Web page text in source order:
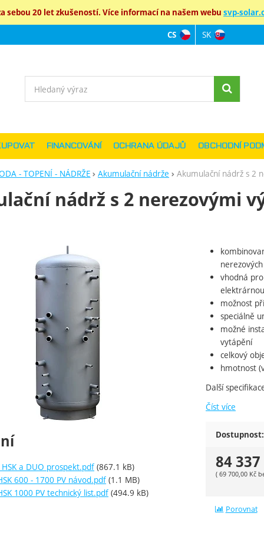
20 let zkušeností. Více informací na našem webu svp-
- TOPENÍ - NÁDRŽE Akumulační nádrže Akumulační nádrž s 2
nádrž s 2 nerezovými
a DUO prospekt.pdf (867.1 kB)
600 - 1700 PV návod.pdf (1.1 MB)
1000 PV technický list.pdf (494.9 kB)
vhodná
elektrárnou
možnost
speciálně
možné
vytápění
celkový
hmotnost
Další
Číst více
Dostupnost:
84 337
(69 700,00 Kč
Porovnat
FINANCOVÁNÍ OCHRANA ÚDAJŮ OBCHODNÍ
Jazyková verze
CS SK
Vyhledávání